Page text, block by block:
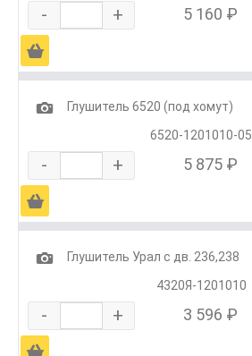
- + 5 160 ₽
Ä
1
Глушитель 6520 (под хомут)
6520-1201010-05
- + 5 875 ₽
Ä
1
Глушитель Урал с дв. 236,238
4320Я-1201010
- + 3 596 ₽
Ä